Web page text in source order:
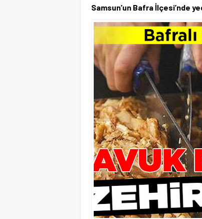
Samsun’un Bafra İlçesi’nde